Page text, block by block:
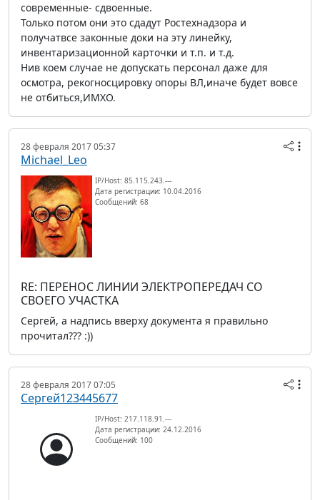
современные- сдвоенные.
Только потом они это сдадут Ростехнадзора и
получатвсе законные доки на эту линейку,
инвентаризационной карточки и т.п. и т.д.
Нив коем случае не допускать персонал даже для
осмотра, рекогносцировку опоры ВЛ,иначе будет вовсе
не отбиться,ИМХО.
28 февраля 2017 05:37
Michael_Leo
IP/Host: 85.115.243.---
Дата регистрации: 10.04.2016
Сообщений: 68
RE: ПЕРЕНОС ЛИНИИ ЭЛЕКТРОПЕРЕДАЧ СО
СВОЕГО УЧАСТКА
Сергей, а надпись вверху документа я правильно
прочитал??? :))
28 февраля 2017 07:05
Сергей123445677
IP/Host: 217.118.91.---
Дата регистрации: 24.12.2016
Сообщений: 100